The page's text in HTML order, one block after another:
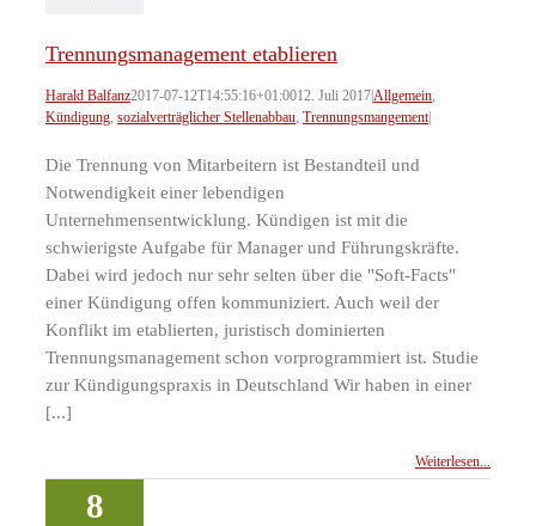
Trennungsmanagement etablieren
Harald Balfanz2017-07-12T14:55:16+01:0012. Juli 2017Allgemein,
Kündigung, sozialverträglicher Stellenabbau, Trennungsmangement|
Die Trennung von Mitarbeitern ist Bestandteil und
Notwendigkeit einer lebendigen
Unternehmensentwicklung. Kündigen ist mit die
schwierigste Aufgabe für Manager und Führungskräfte.
Dabei wird jedoch nur sehr selten über die "Soft-Facts"
einer Kündigung offen kommuniziert. Auch weil der
Konflikt im etablierten, juristisch dominierten
Trennungsmanagement schon vorprogrammiert ist. Studie
zur Kündigungspraxis in Deutschland Wir haben in einer
[...]
Weiterlesen...
8